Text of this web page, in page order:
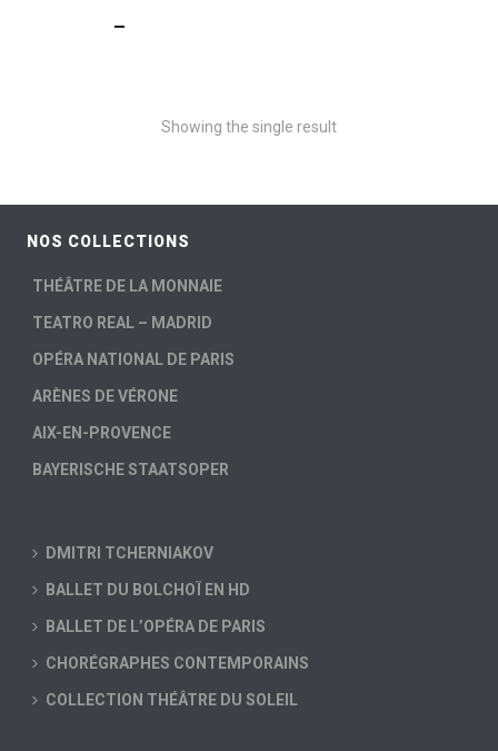
–
Showing the single result
NOS COLLECTIONS
THÉÂTRE DE LA MONNAIE
TEATRO REAL – MADRID
OPÉRA NATIONAL DE PARIS
ARÈNES DE VÉRONE
AIX-EN-PROVENCE
BAYERISCHE STAATSOPER
DMITRI TCHERNIAKOV
BALLET DU BOLCHOÏ EN HD
BALLET DE L’OPÉRA DE PARIS
CHORÉGRAPHES CONTEMPORAINS
COLLECTION THÉÂTRE DU SOLEIL